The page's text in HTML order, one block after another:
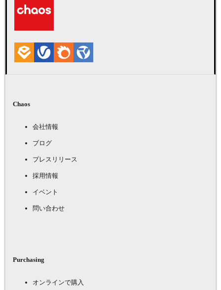
Chaos
会社情報
ブログ
プレスリリース
採用情報
イベント
問い合わせ
Purchasing
オンラインで購入